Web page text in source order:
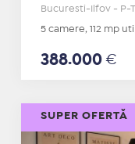
Bucuresti-Ilfov - P-
5 camere, 112 mp
388.000 €
SUPER OFERTĂ